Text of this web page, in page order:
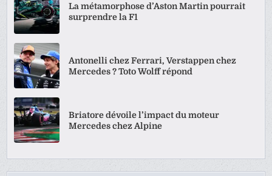
La métamorphose d’Aston Martin pourrait
surprendre la F1
Antonelli chez Ferrari, Verstappen chez
Mercedes ? Toto Wolff répond
Briatore dévoile l’impact du moteur
Mercedes chez Alpine